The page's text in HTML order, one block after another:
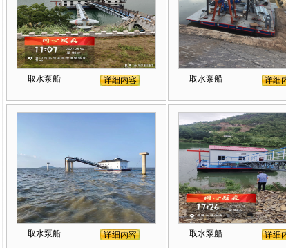
取水泵船 详细内容 取水泵船 详细
取水泵船 详细内容 取水泵船 详细